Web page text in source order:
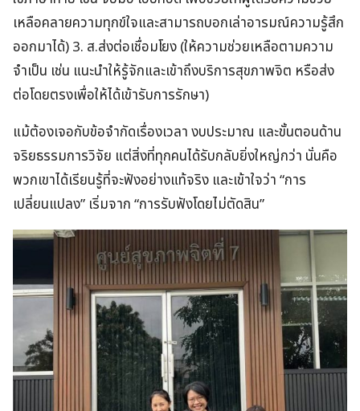
เหลือคลายความทุกข์ใจและสามารถบอกเล่าอารมณ์ความรู้สึก
ออกมาได้) 3. ส.ส่งต่อเชื่อมโยง (ให้ความช่วยเหลือตามความ
จำเป็น เช่น แนะนำให้รู้จักและเข้าถึงบริการสุขภาพจิต หรือส่ง
ต่อโดยตรงเพื่อให้ได้เข้ารับการรักษา)
แม้ต้องเจอกับข้อจำกัดเรื่องเวลา งบประมาณ และขั้นตอนด้าน
จริยธรรมการวิจัย แต่สิ่งที่ทุกคนได้รับกลับยิ่งใหญ่กว่า นั่นคือ
พวกเขาได้เรียนรู้ที่จะฟังอย่างแท้จริง และเข้าใจว่า “การ
เปลี่ยนแปลง” เริ่มจาก “การรับฟังโดยไม่ตัดสิน”